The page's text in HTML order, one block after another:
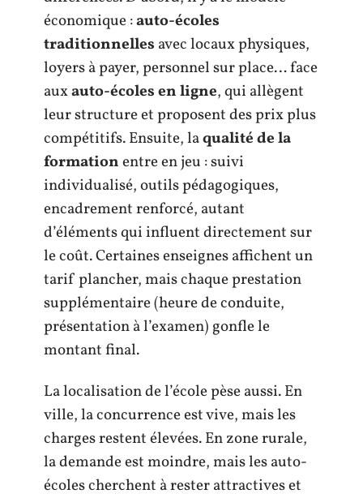
économique :auto-écoles
traditionnelles avec locaux physiques,
loyers à payer, personnel sur place… face
auxauto-écoles en ligne, qui allègent
leur structure et proposent des prix plus
compétitifs. Ensuite, laqualité de la
formationentre en jeu : suivi
individualisé, outils pédagogiques,
encadrement renforcé, autant
d’éléments qui influent directement sur
le coût. Certaines enseignes affichent un
tarif plancher, mais chaque prestation
supplémentaire (heure de conduite,
présentation à l’examen) gonfle le
montant final.
La localisation de l’école pèse aussi. En
ville, la concurrence est vive, mais les
charges restent élevées. En zone rurale,
la demande est moindre, mais les auto-
écoles cherchent à rester attractives et